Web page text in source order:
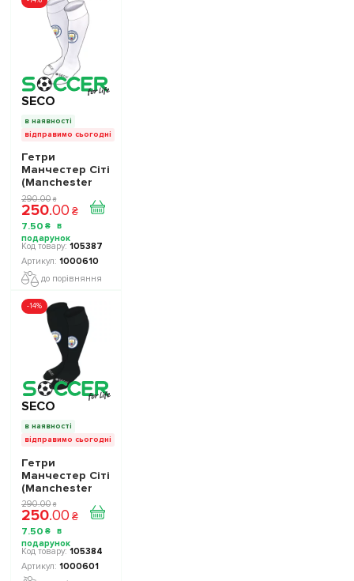
SECO
в наявності
відправимо сьогодні
Гетри
Манчестер Сіті
(Manchester
City) білі
1000610
290.00 ₴
250.00 ₴
7.50 ₴
105387
1000610
до порівняння
-14%
SECO
в наявності
відправимо сьогодні
Гетри
Манчестер Сіті
(Manchester
City) чорні
1000601
290.00 ₴
250.00 ₴
7.50 ₴
105384
1000601